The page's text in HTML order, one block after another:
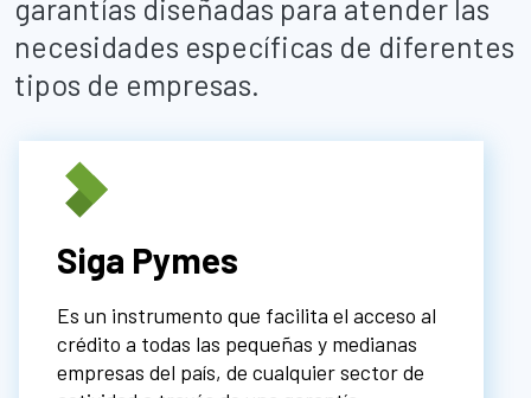
garantías diseñadas para atender las
necesidades específicas de diferentes
tipos de empresas.
Siga Pymes
Es un instrumento que facilita el acceso al
crédito a todas las pequeñas y medianas
empresas del país, de cualquier sector de